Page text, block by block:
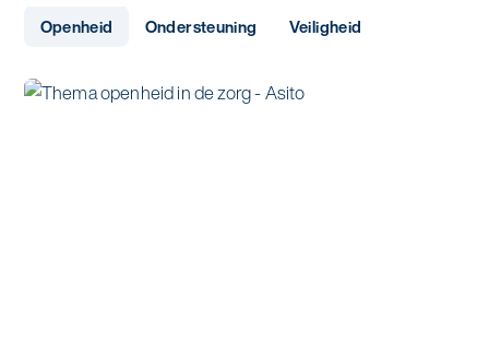
Openheid Ondersteuning Veiligheid